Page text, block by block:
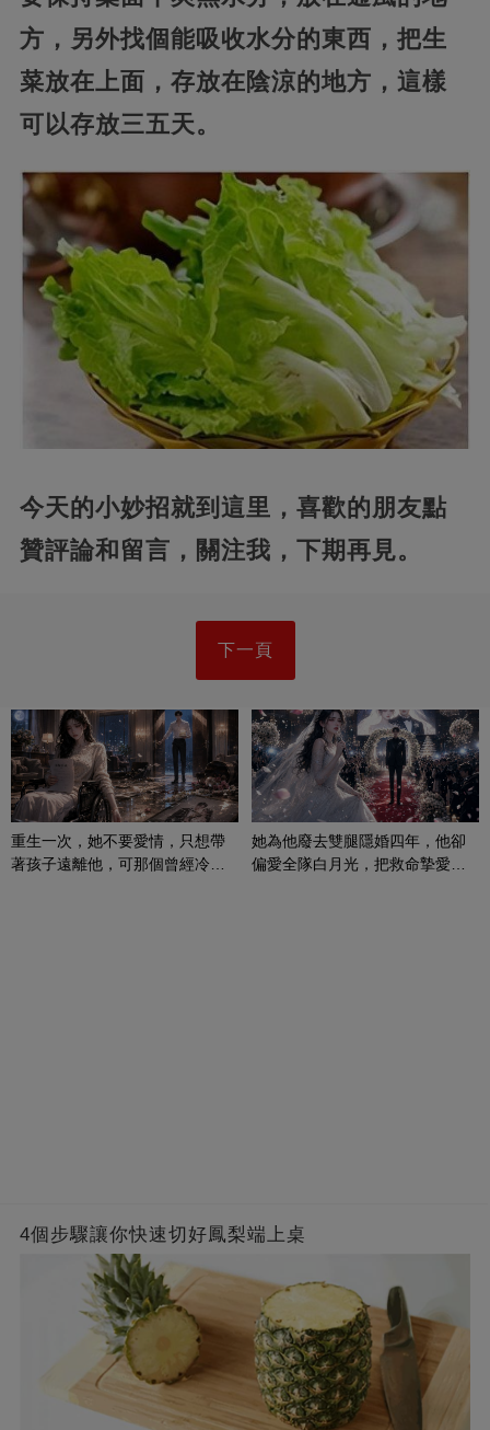
方，另外找個能吸收水分的東西，把生
菜放在上面，存放在陰涼的地方，這樣
可以存放三五天。
今天的小妙招就到這里，喜歡的朋友點
贊評論和留言，關注我，下期再見。
下一頁
重生一次，她不要愛情，只想帶
著孩子遠離他，可那個曾經冷漠
她為他廢去雙腿隱婚四年，他卻
偏愛全隊白月光，把救命摯愛當
4個步驟讓你快速切好鳳梨端上桌